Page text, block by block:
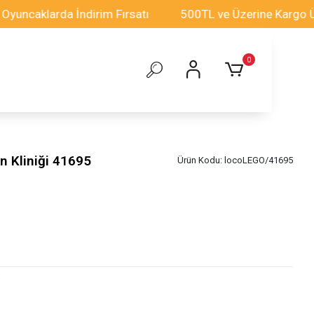
İndirim Fırsatı 500TL ve Üzerine Kargo
0
Kliniği 41695 Ürün Kodu: locoLEGO/41695